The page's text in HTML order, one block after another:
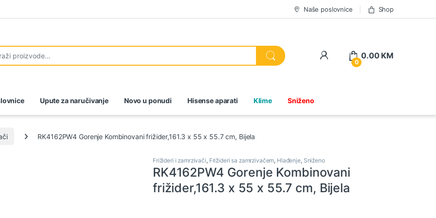
Naše poslovnice Shop
0
0.00 KM
Upute za naručivanje Novo u ponudi Hisense aparati Klime Sniženo
RK4162PW4 Gorenje Kombinovani frižider,161.3 x 55 x 55.7 cm, Bijela
Frižideri i zamrzivači, Frižideri sa zamrzivačem, Hlađenje, Sniženo
RK4162PW4 Gorenje Kombinovani
frižider,161.3 x 55 x 55.7 cm, Bijela